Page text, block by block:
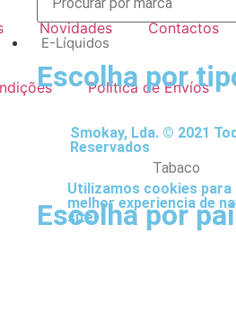
E-Líquidos
Escolha por
Tabaco
Escolha por
Novidades Contactos
Política de Envíos
Smokay, Lda. © 2021
Reservados
Utilizamos cookies
melhor experiencia de
site!